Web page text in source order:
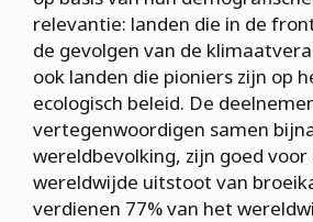
relevantie: landen die in de
de gevolgen van de
ook landen die pioniers zijn op
ecologisch beleid. De
vertegenwoordigen samen
wereldbevolking, zijn goed voor
wereldwijde uitstoot van
verdienen 77% van het